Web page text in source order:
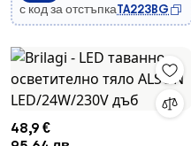
с код за отстъпкаTA223BG
48,9 €